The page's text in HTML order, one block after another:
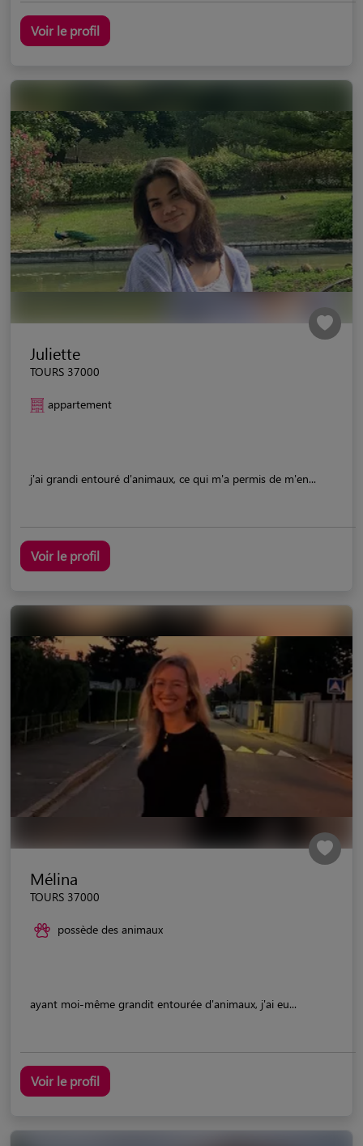
Voir le profil
Juliette
TOURS 37000
appartement
j'ai grandi entouré d'animaux, ce qui m'a permis de m'en...
Voir le profil
Mélina
TOURS 37000
possède des animaux
ayant moi-même grandit entourée d'animaux, j'ai eu...
Voir le profil